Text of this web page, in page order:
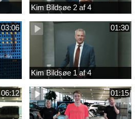
Kim Bildsøe 2 af 4
03:06 01:30
Kim Bildsøe 1 af 4
06:12 01:15